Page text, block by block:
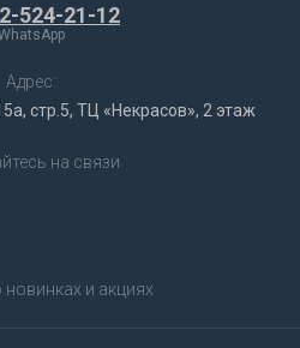
524-21-12
Адрес:
стр.5, ТЦ «Некрасов», 2 этаж
на связи
и акциях